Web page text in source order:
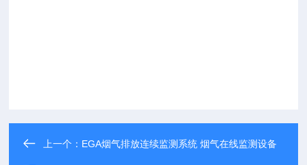
上一个： EGA烟气排放连续监测系统 烟气在线监测设备